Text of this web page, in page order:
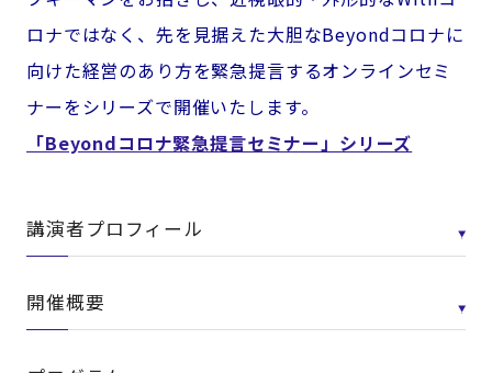
ロナではなく、先を見据えた大胆なBeyondコロナに
向けた経営のあり方を緊急提言するオンラインセミ
ナーをシリーズで開催いたします。
「Beyondコロナ緊急提言セミナー」シリーズ
講演者プロフィール
開催概要